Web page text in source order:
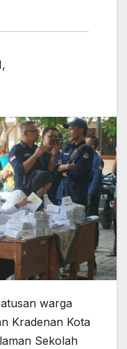
,
warga
Kradenan Kota
Sekolah